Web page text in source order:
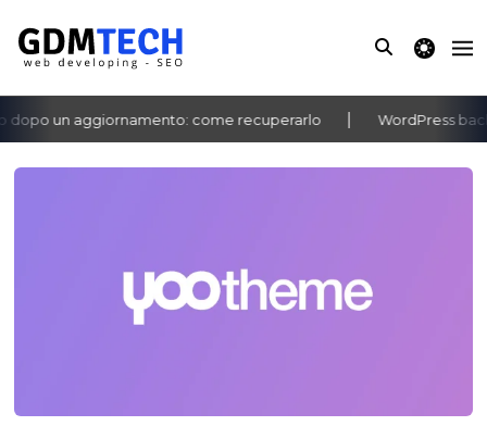
theme
un aggiornamento: come recuperarlo WordPress
‹ ›